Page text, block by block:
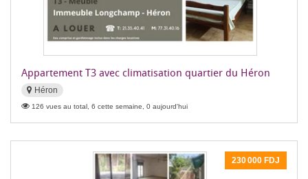
Appartement T3 avec climatisation quartier du Héron
Héron
126 vues au total, 6 cette semaine, 0 aujourd'hui
230 000 FDJ